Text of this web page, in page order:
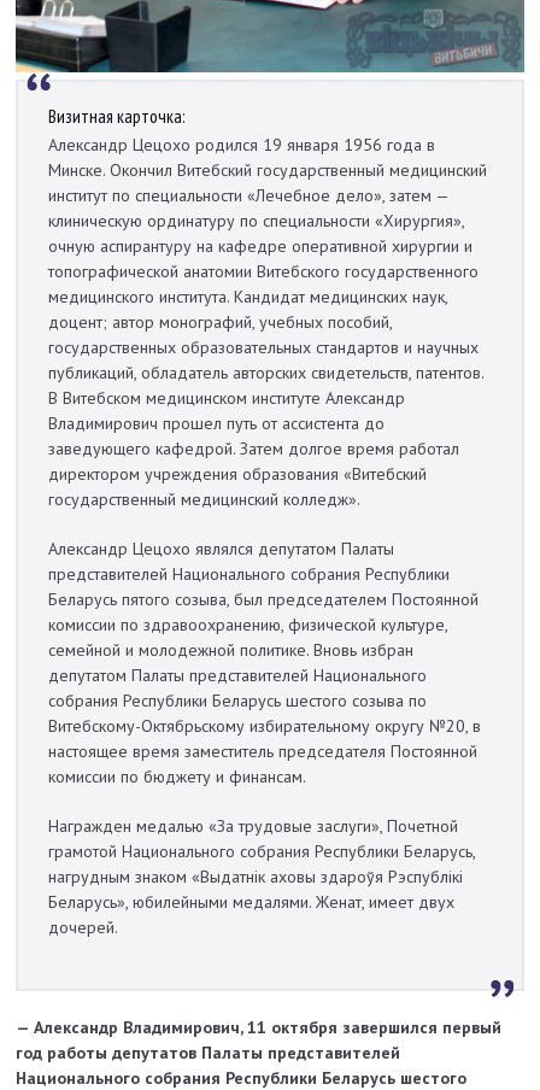
Визитная карточка:
Александр Цецохо родился 19 января 1956 года в
Минске. Окончил Витебский государственный медицинский
институт по специальности «Лечебное дело», затем —
клиническую ординатуру по специальности «Хирургия»,
очную аспирантуру на кафедре оперативной хирургии и
топографической анатомии Витебского государственного
медицинского института. Кандидат медицинских наук,
доцент; автор монографий, учебных пособий,
государственных образовательных стандартов и научных
публикаций, обладатель авторских свидетельств, патентов.
В Витеб­ском медицинском институте Александр
Владимирович прошел путь от ассистента до
заведующего кафедрой. Затем долгое время работал
директором учреждения образования «Витебский
государственный медицинский колледж».
Александр Цецохо являлся депутатом Палаты
представителей Национального собрания Республики
Беларусь пятого созыва, был председателем Постоянной
комиссии по здравоохранению, физической культуре,
семейной и молодежной политике. Вновь избран
депутатом Палаты представителей Национального
собрания Республики Беларусь шестого созыва по
Витебскому-Октябрьскому избирательному округу №20, в
настоящее время замес­титель председателя Постоянной
комиссии по бюджету и финансам.
Награжден медалью «За трудовые заслуги», Почетной
грамотой Национального собрания Республики Беларусь,
нагрудным знаком «Выдатнік аховы здароўя Рэспублікі
Беларусь», юбилейными медалями. Женат, имеет двух
дочерей.
— Александр Владимирович, 11 октября завершился первый
год работы депутатов Палаты представителей
Национального собрания Республики Беларусь шестого